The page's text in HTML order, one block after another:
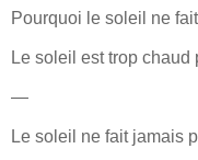
Pourquoi le soleil ne
Le soleil est trop chaud
—
Le soleil ne fait jamais